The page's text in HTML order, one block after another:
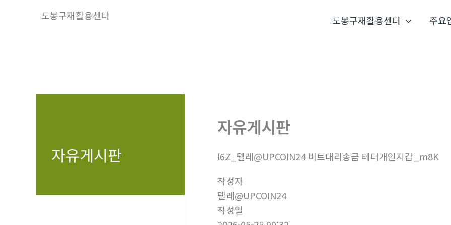
도봉구재활용센터 도봉구재활용센터 주요
자유게시판
자유게시판
l6Z_텔레@UPCOIN24 비트대리송금 테더개인지갑_m8K
작성자
텔레@UPCOIN24
작성일